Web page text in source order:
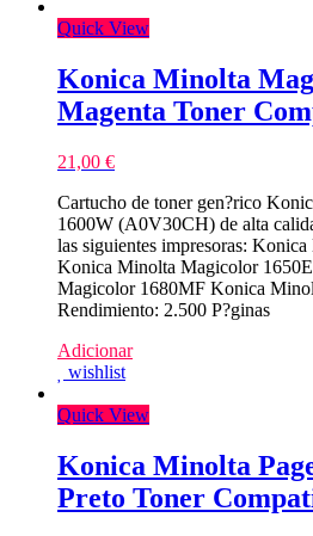
Quick View
Konica Minolta
Magenta Toner
21,00 €
Cartucho de toner gen?rico
1600W (A0V30CH) de alta
las siguientes impresoras:
Konica Minolta Magicolor
Magicolor 1680MF Konica
Rendimiento: 2.500 P?ginas
Adicionar
wishlist
Quick View
Konica Minolta
Preto Toner